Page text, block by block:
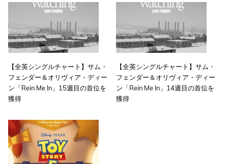
【全英シングルチャート】サム・
フェンダー＆オリヴィア・ディー
ン「Rein Me In」15週目の首位を
獲得
【全英シングルチャート】サム・
フェンダー＆オリヴィア・ディー
ン「Rein Me In」14週目の首位を
獲得